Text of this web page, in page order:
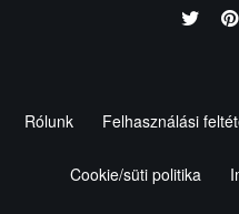
Rólunk Felhasználási
Cookie/süti politika